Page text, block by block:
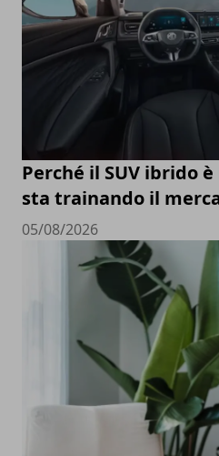
Perché il SUV ibrido
sta trainando il
05/08/2026